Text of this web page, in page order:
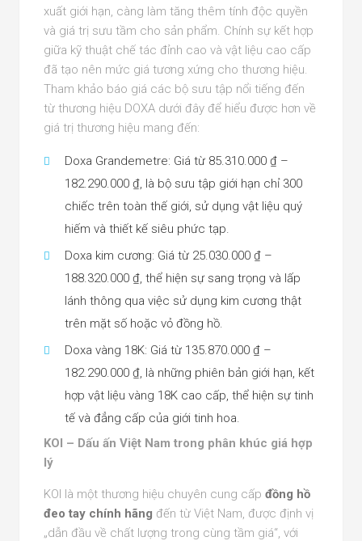
xuất giới hạn, càng làm tăng thêm tính độc quyền
và giá trị sưu tầm cho sản phẩm. Chính sự kết hợp
giữa kỹ thuật chế tác đỉnh cao và vật liệu cao cấp
đã tạo nên mức giá tương xứng cho thương hiệu.
Tham khảo báo giá các bộ sưu tập nổi tiếng đến
từ thương hiệu DOXA dưới đây để hiểu được hơn về
giá trị thương hiệu mang đến:
Doxa Grandemetre: Giá từ 85.310.000 ₫ –
182.290.000 ₫, là bộ sưu tập giới hạn chỉ 300
chiếc trên toàn thế giới, sử dụng vật liệu quý
hiếm và thiết kế siêu phức tạp.
Doxa kim cương: Giá từ 25.030.000 ₫ –
188.320.000 ₫, thể hiện sự sang trọng và lấp
lánh thông qua việc sử dụng kim cương thật
trên mặt số hoặc vỏ đồng hồ.
Doxa vàng 18K: Giá từ 135.870.000 ₫ –
182.290.000 ₫, là những phiên bản giới hạn, kết
hợp vật liệu vàng 18K cao cấp, thể hiện sự tinh
tế và đẳng cấp của giới tinh hoa.
KOI – Dấu ấn Việt Nam trong phân khúc giá hợp
lý
KOI là một thương hiệu chuyên cung cấpđồng hồ
đeo tay chính hãng đến từ Việt Nam, được định vị
„dẫn đầu về chất lượng trong cùng tầm giá“, với